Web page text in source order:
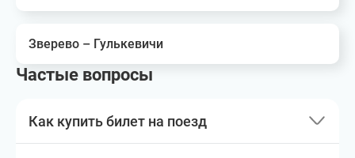
Зверево – Гулькевичи
Частые вопросы
Как купить билет на поезд